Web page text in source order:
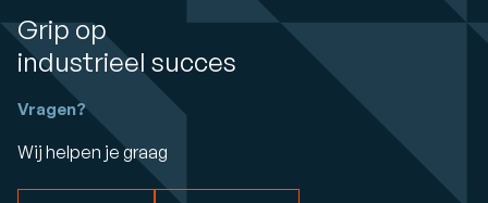
Grip op
industrieel succes
Vragen?
Wij helpen je graag